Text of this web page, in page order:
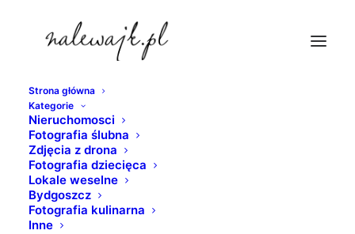
Strona główna
Kategorie
Nieruchomosci
Fotografia ślubna
Zdjęcia z drona
Fotografia dziecięca
Lokale weselne
Bydgoszcz
Fotografia kulinarna
Inne
zdjecia-z-drona-inowroclaw
Strona Główna
Sesja fotograficzna z drona | zdjęcia hotelu | fotografie